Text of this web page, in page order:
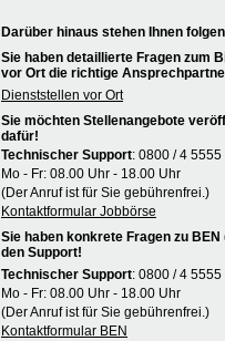
Darüber hinaus stehen Ihnen
Sie haben detaillierte Fragen zum
vor Ort die richtige
Dienststellen vor Ort
Sie möchten Stellenangebote
dafür!
Technischer Support: 0800 / 4 5555
Mo - Fr: 08.00 Uhr - 18.00 Uhr
(Der Anruf ist für Sie gebührenfrei.)
Kontaktformular Jobbörse
Sie haben konkrete Fragen zu
den Support!
Technischer Support: 0800 / 4 5555
Mo - Fr: 08.00 Uhr - 18.00 Uhr
(Der Anruf ist für Sie gebührenfrei.)
Kontaktformular BEN